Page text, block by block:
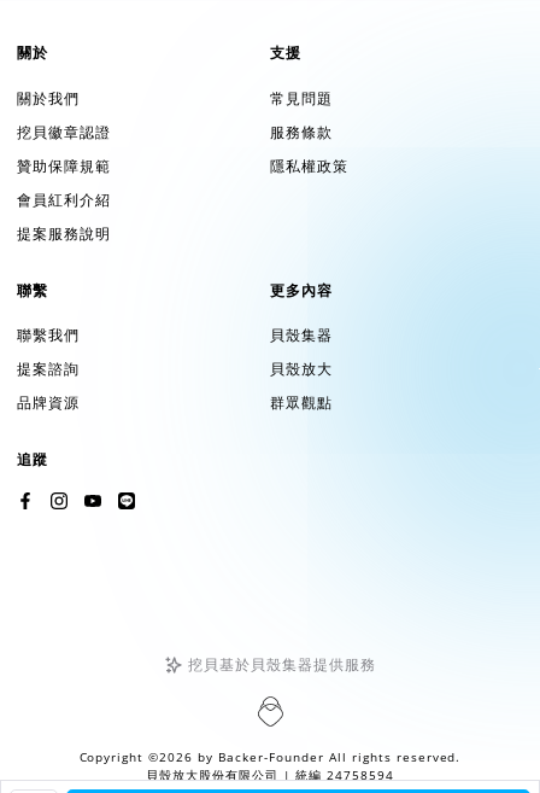
關於
關於我們
挖貝徽章認證
贊助保障規範
會員紅利介紹
提案服務說明
支援
常見問題
服務條款
隱私權政策
聯繫
聯繫我們
提案諮詢
品牌資源
更多內容
貝殼集器
貝殼放大
群眾觀點
追蹤
挖貝基於貝殼集器提供服務
Copyright ©2026 by Backer-Founder All rights reserved.
貝殼放大股份有限公司 | 統編 24758594